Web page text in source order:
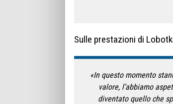
Sulle prestazioni di
«In questo momento
valore, l’abbiamo
diventato quello che